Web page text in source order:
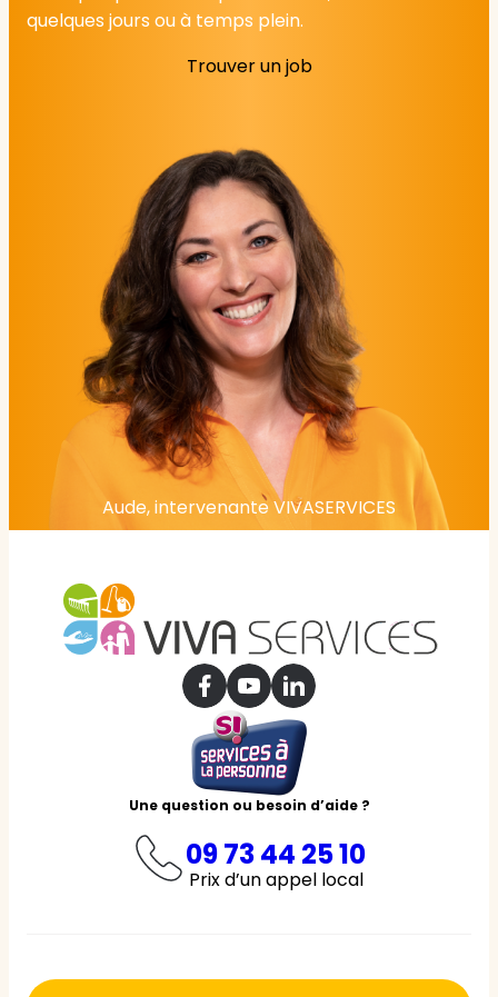
quelques jours ou à temps plein.
Trouver un job
Aude, intervenante VIVASERVICES
Une question ou besoin d’aide ?
09 73 44 25 10
Prix d’un appel local